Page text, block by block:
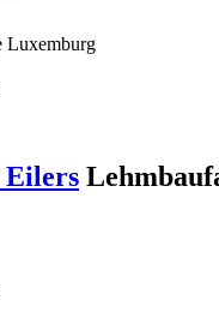
Luxemburg
Eilers